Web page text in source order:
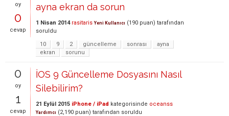
oy
0
cevap
ayna ekran da sorun
1 Nisan 2014 rasitaris Yeni Kullanıcı (190 puan) tarafından
soruldu
10
9 2 güncelleme sonrası
ayna
ekran
sorunu
0
oy
1
cevap
İOS 9 Güncelleme Dosyasını Nasıl
Silebilirim?
21 Eylül 2015 iPhone / iPad kategorisinde oceanss
Yardımcı (2,190 puan) tarafından soruldu